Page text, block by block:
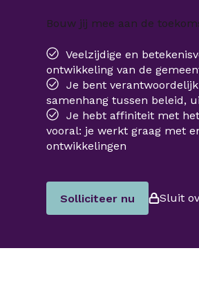
Bouw jij mee aan de
Veelzijdige en
ontwikkeling van de
Je bent
samenhang tussen beleid,
Je hebt affiniteit met
vooral: je werkt graag met
ontwikkelingen
Solliciteer nu Sluit